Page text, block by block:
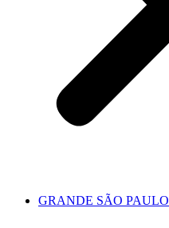
GRANDE SÃO PAULO